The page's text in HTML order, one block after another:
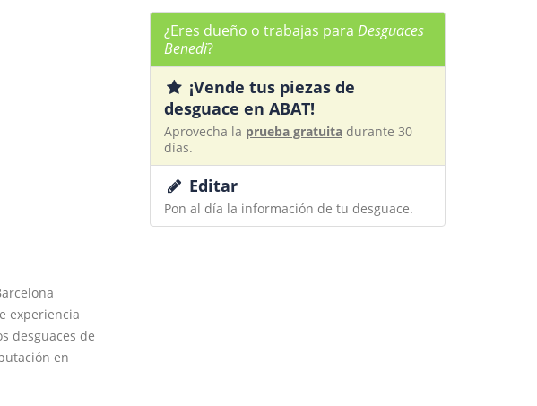
experiencia
desguaces de
en
¿Eres dueño o trabajas para Desguaces
Benedi?
¡Vende tus piezas de
desguace en ABAT!
Aprovecha la prueba gratuita durante 30
días.
Editar
Pon al día la información de tu desguace.